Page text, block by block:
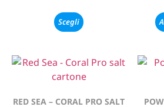
Scegli
RED SEA – CORAL PRO SALT